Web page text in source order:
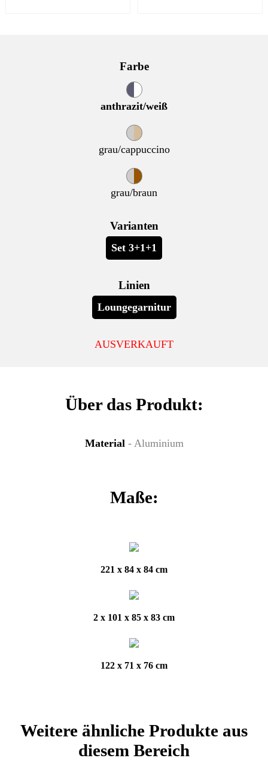
Farbe
anthrazit/weiß
grau/cappuccino
grau/braun
Varianten
Set 3+1+1
Linien
Loungegarnitur
AUSVERKAUFT
Über das Produkt:
Material- Aluminium
Maße:
221 x 84 x 84 cm
2 x 101 x 85 x 83 cm
122 x 71 x 76 cm
Weitere ähnliche Produkte aus
diesem Bereich